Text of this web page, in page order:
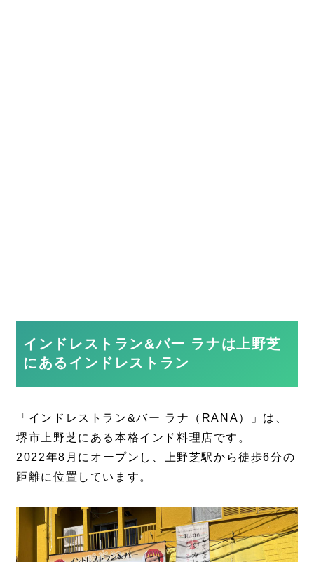
インドレストラン&バー ラナは上野芝
にあるインドレストラン
「インドレストラン&バー ラナ（RANA）」は、
堺市上野芝にある本格インド料理店です。
2022年8月にオープンし、上野芝駅から徒歩6分の
距離に位置しています。